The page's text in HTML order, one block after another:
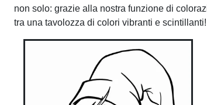
non solo: grazie alla nostra funzione di
tra una tavolozza di colori vibranti e scintillanti!